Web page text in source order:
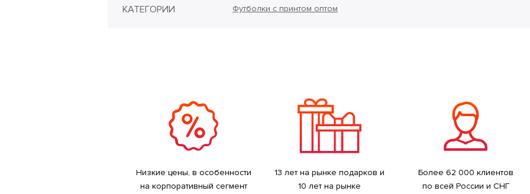
КАТЕГОРИИ Футболки с принтом оптом
Низкие цены, в особенности
на корпоративный сегмент
13 лет на рынке подарков и
10 лет на рынке
Более 62 000 клиентов
по всей России и СНГ